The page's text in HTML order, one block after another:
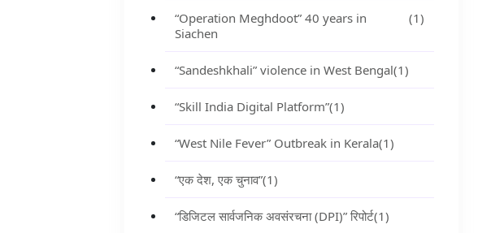
“Operation Meghdoot” 40 years in
Siachen
(1)
“Sandeshkhali” violence in West Bengal(1)
“Skill India Digital Platform”(1)
“West Nile Fever” Outbreak in Kerala(1)
“एक देश, एक चुनाव”(1)
“डिजिटल सार्वजनिक अवसंरचना (DPI)” रिपोर्ट(1)